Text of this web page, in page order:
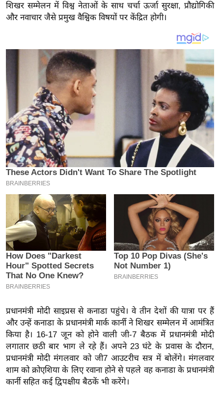
ष
ज्ञ
ट
ल
क्रि
के
ट
I
P
L
0
2
6
क्रा
इ
म
-
पे
प
र
मि
सा
शिखर सम्मेलन में विश्व नेताओं के साथ चर्चा ऊर्जा सुरक्षा, प्रौद्योगिकी
और नवाचार जैसे प्रमुख वैश्विक विषयों पर केंद्रित होगी।
प्रधानमंत्री मोदी साइप्रस से कनाडा पहुंचे। वे तीन देशों की यात्रा पर हैं
और उन्हें कनाडा के प्रधानमंत्री मार्क कार्नी ने शिखर सम्मेलन में आमंत्रित
किया है। 16-17 जून को होने वाली जी-7 बैठक में प्रधानमंत्री मोदी
लगातार छठी बार भाग ले रहे हैं। अपने 23 घंटे के प्रवास के दौरान,
प्रधानमंत्री मोदी मंगलवार को जी7 आउटरीच सत्र में बोलेंगे। मंगलवार
शाम को क्रोएशिया के लिए रवाना होने से पहले वह कनाडा के प्रधानमंत्री
कार्नी सहित कई द्विपक्षीय बैठकें भी करेंगे।